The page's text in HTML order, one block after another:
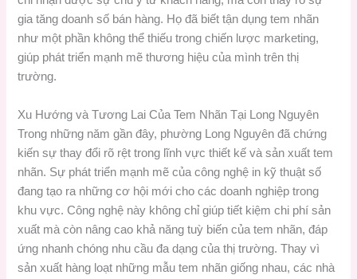
gia tăng doanh số bán hàng. Họ đã biết tận dụng tem nhãn
như một phần không thể thiếu trong chiến lược marketing,
giúp phát triển mạnh mẽ thương hiệu của mình trên thị
trường.
Xu Hướng và Tương Lai Của Tem Nhãn Tại Long Nguyên
Trong những năm gần đây, phường Long Nguyên đã chứng
kiến sự thay đổi rõ rệt trong lĩnh vực thiết kế và sản xuất tem
nhãn. Sự phát triển mạnh mẽ của công nghệ in kỹ thuật số
đang tạo ra những cơ hội mới cho các doanh nghiệp trong
khu vực. Công nghệ này không chỉ giúp tiết kiệm chi phí sản
xuất mà còn nâng cao khả năng tuỳ biến của tem nhãn, đáp
ứng nhanh chóng nhu cầu đa dạng của thị trường. Thay vì
sản xuất hàng loạt những mẫu tem nhãn giống nhau, các nhà